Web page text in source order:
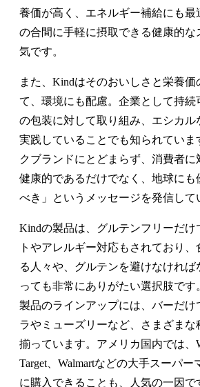
養価が高く、エネルギー補給にも最
の合間に手軽に摂取できる健康的な
気です。
また、Kindはそのおいしさと栄養価
て、環境にも配慮。企業として持続
の包装に対して取り組み、エシカル
実践していることでも知られていま
クブランドにとどまらず、消費者に
健康的であるだけでなく、地球にも
べき」というメッセージを発信して
Kindの製品は、グルテンフリーだけ
トやアレルギー対応もされており
る人々や、グルテンを避けなければ
っても非常にありがたい選択肢です
製品のラインアップには、バーだけ
ラやミューズリーなど、さまざまな
揃っています。アメリカ国内では、
Target、Walmartなどの大手スーパー
に購入できることも、人気の一因で